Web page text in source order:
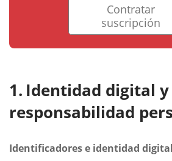
Contratar
suscripción
Identidad digital y
responsabilidad
Identificadores e identidad digital